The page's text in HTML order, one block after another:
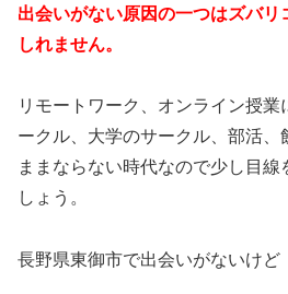
出会いがない原因の一つはズバリ
しれません。
リモートワーク、オンライン授
ークル、大学のサークル、部活、
ままならない時代なので少し目
しょう。
長野県東御市で出会いがないけど